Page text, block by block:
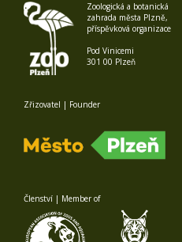
Zoologická a botanická
zahrada města Plzně,
příspěvková organizace
Pod Vinicemi
301 00 Plzeň
Zřizovatel | Founder
Členství | Member of